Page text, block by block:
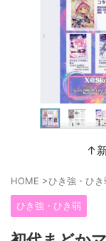
↑
HOME >ひき強・ひき
ひき強・ひき弱